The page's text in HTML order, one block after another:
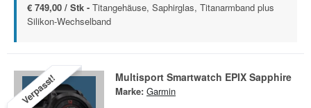
€ 749,00 / Stk - Titangehäuse, Saphirglas, Titanarmband plus
Silikon-Wechselband
Verpasst! Multisport Smartwatch EPIX Sapphire
Marke: Garmin